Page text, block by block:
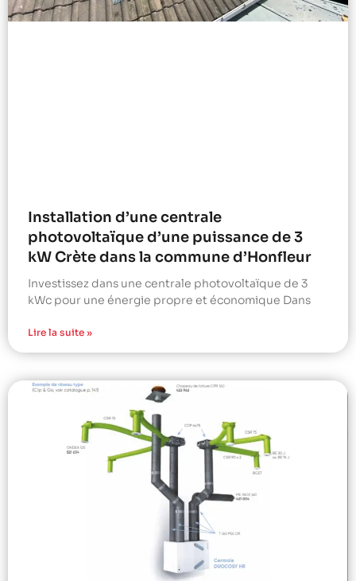
Installation d’une centrale
photovoltaïque d’une puissance de 3
kW Crète dans la commune d’Honfleur
Investissez dans une centrale photovoltaïque de 3
kWc pour une énergie propre et économique Dans
Lire la suite »